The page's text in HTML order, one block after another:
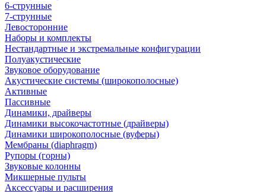
6-струнные
7-струнные
Левосторонние
Наборы и комплекты
Нестандартные и экстремальные конфигурации
Полуакустические
Звуковое оборудование
Акустические системы (широкополосные)
Активные
Пассивные
Динамики, драйверы
Динамики высокочастотные (драйверы)
Динамики широкополосные (вуферы)
Мембраны (diaphragm)
Рупоры (горны)
Звуковые колонны
Микшерные пульты
Аксессуары и расширения